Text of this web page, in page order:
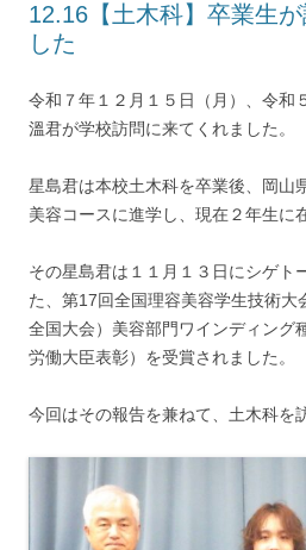
12.16【土木科】卒業生
した
令和７年１２月１５日（月）、令和
溫君が学校訪問に来てくれました。
星島君は本校土木科を卒業後、岡山
美容コースに進学し、現在２年生に
その星島君は１１月１３日にシゲト
た、第17回全国理容美容学生技術大
全国大会）美容部門ワインディング
労働大臣表彰）を受賞されました。
今回はその報告を兼ねて、土木科を